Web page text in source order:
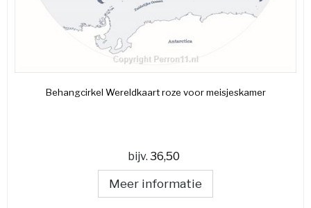
Behangcirkel Wereldkaart roze voor meisjeskamer
bijv. 36,50
Meer informatie